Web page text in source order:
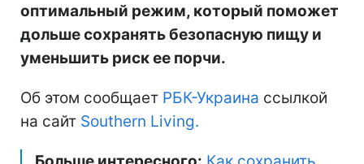
оптимальный режим, который поможет
дольше сохранять безопасную пищу и
уменьшить риск ее порчи.
Об этом сообщает РБК-Украина ссылкой
на сайт Southern Living.